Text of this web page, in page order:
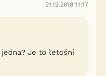
21.12.2018 11:17
Je to letošní